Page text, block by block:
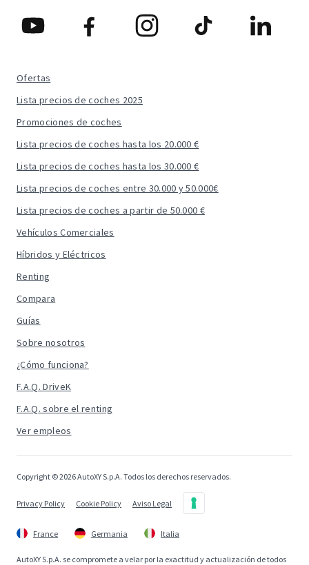
Ofertas
Lista precios de coches 2025
Promociones de coches
Lista precios de coches hasta los 20.000 €
Lista precios de coches hasta los 30.000 €
Lista precios de coches entre 30.000 y 50.000€
Lista precios de coches a partir de 50.000 €
Vehículos Comerciales
Híbridos y Eléctricos
Renting
Compara
Guías
Sobre nosotros
¿Cómo funciona?
F.A.Q. DriveK
F.A.Q. sobre el renting
Ver empleos
Copyright © 2026 AutoXY S.p.A. Todos los derechos reservados.
Privacy Policy Cookie Policy Aviso Legal
France Germania Italia
AutoXY S.p.A. se compromete a velar por la exactitud y actualización de todos